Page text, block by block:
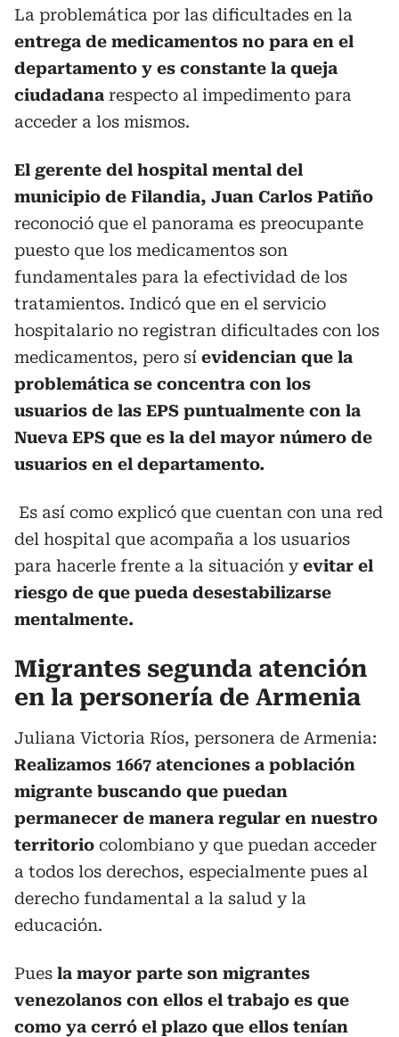
La problemática por las dificultades en la
entrega de medicamentos no para en el
departamento y es constante la queja
ciudadana respecto al impedimento para
acceder a los mismos.
El gerente del hospital mental del
municipio de Filandia, Juan Carlos Patiño
reconoció que el panorama es preocupante
puesto que los medicamentos son
fundamentales para la efectividad de los
tratamientos. Indicó que en el servicio
hospitalario no registran dificultades con los
medicamentos, pero sí evidencian que la
problemática se concentra con los
usuarios de las EPS puntualmente con la
Nueva EPS que es la del mayor número de
usuarios en el departamento.
Es así como explicó que cuentan con una red
del hospital que acompaña a los usuarios
para hacerle frente a la situación yevitar el
riesgo de que pueda desestabilizarse
mentalmente.
Migrantes segunda atención
en la personería de Armenia
Juliana Victoria Ríos, personera de Armenia:
Realizamos 1667 atenciones a población
migrante buscando que puedan
permanecer de manera regular en nuestro
territorio colombiano y que puedan acceder
a todos los derechos, especialmente pues al
derecho fundamental a la salud y la
educación.
Pues la mayor parte son migrantes
venezolanos con ellos el trabajo es que
como ya cerró el plazo que ellos tenían